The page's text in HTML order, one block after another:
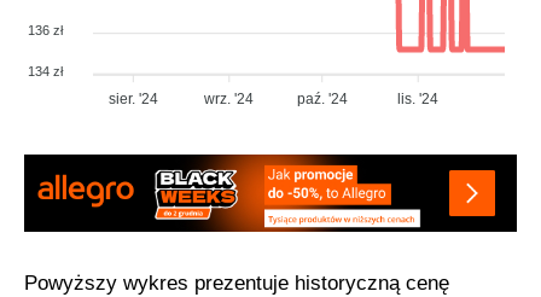
136 zł
134 zł
sier. '24 wrz. '24 paź. '24 lis. '24
Powyższy wykres prezentuje historyczną cenę